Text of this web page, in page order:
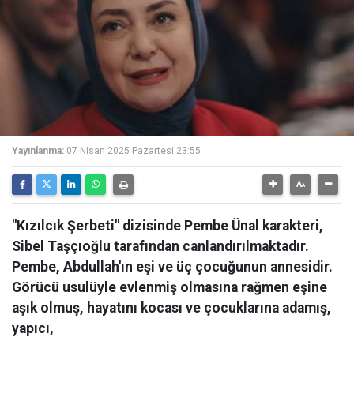
Yayınlanma: 07 Nisan 2025 Pazartesi 23:55
"Kızılcık Şerbeti" dizisinde Pembe Ünal karakteri,
Sibel Taşçıoğlu tarafından canlandırılmaktadır.
Pembe, Abdullah'ın eşi ve üç çocuğunun annesidir.
Görücü usulüyle evlenmiş olmasına rağmen eşine
aşık olmuş, hayatını kocası ve çocuklarına adamış,
yapıcı,